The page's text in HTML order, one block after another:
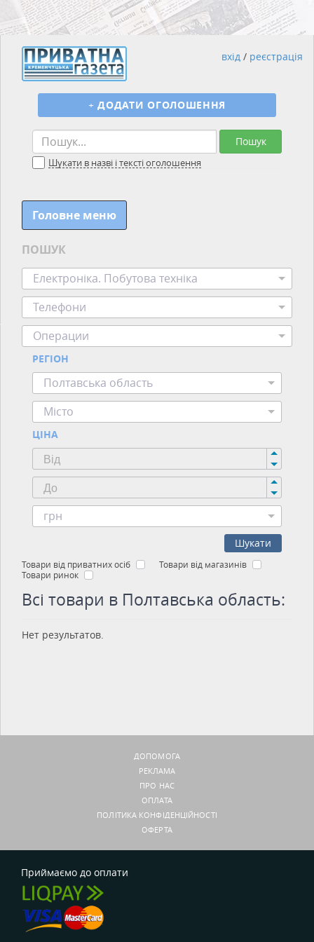
Пошук
Шукати в назві і тексті оголошення
+ ДОДАТИ ОГОЛОШЕННЯ
вхід / реєстрація
Головне меню
ПОШУК
Електроніка. Побутова техніка
Телефони
Операции
РЕГІОН
Полтавська область
Місто
ЦІНА
грн
Шукати
Товари від приватних осіб
Товари від магазинів
Товари ринок
Всі товари в Полтавська область:
Нет результатов.
ДОПОМОГА
РЕКЛАМА
ПРО НАС
ОПЛАТА
ПОЛІТИКА КОНФІДЕНЦІЙНОСТІ
ОФЕРТА
Приймаємо до оплати